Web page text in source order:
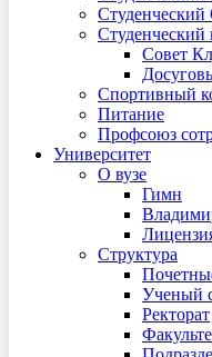
Студенческий
Студенческий
Совет
Спортивный
Питание
Профсоюз
Университет
О вузе
Гимн
Структура
Ученый
Ректорат